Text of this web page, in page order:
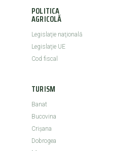
POLITICA
AGRICOLĂ
Legislaţie naţională
Legislaţie UE
Cod fiscal
TURISM
Banat
Bucovina
Crişana
Dobrogea